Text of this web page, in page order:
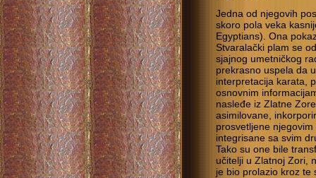
Jedna od njegovih
skoro pola veka
Egyptians). Ona
Stvaralački plam se
sjajnog umetničkog
prekrasno uspela da
interpretacija karata,
osnovnim
nasleđe iz Zlatne
asimilovane,
prosvetljene
integrisane sa svim
Tako su one bile
učitelji u Zlatnoj Zori,
je bio prolazio kroz te